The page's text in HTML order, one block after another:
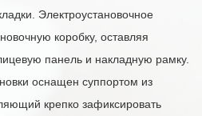
Электроустановочное
коробку, оставляя
панель и накладную рамку.
оснащен суппортом из
крепко зафиксировать